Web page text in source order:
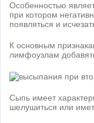
Особенностью
при котором
появляться и
К основным
лимфоузлам
Сыпь имеет
шелушиться или